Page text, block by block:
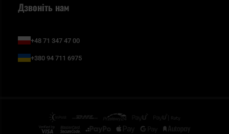
Дзвоніть нам
+48 71 347 47 00
+380 94 711 6975